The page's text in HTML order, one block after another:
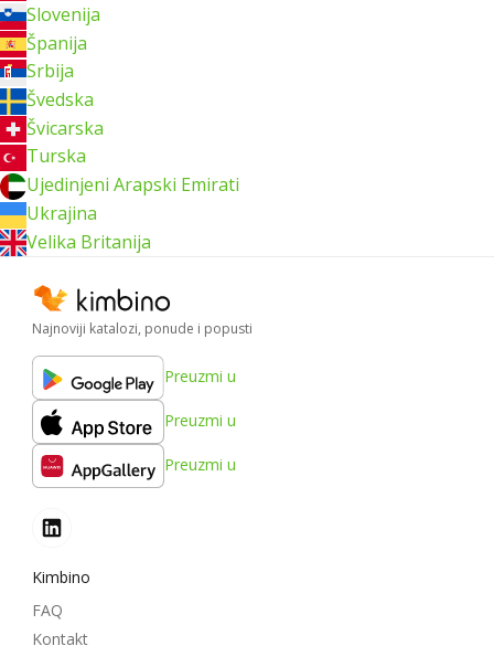
Slovenija
Španija
Srbija
Švedska
Švicarska
Turska
Ujedinjeni Arapski Emirati
Ukrajina
Velika Britanija
Najnoviji katalozi, ponude i popusti
Preuzmi u
Preuzmi u
Preuzmi u
Kimbino
FAQ
Kontakt